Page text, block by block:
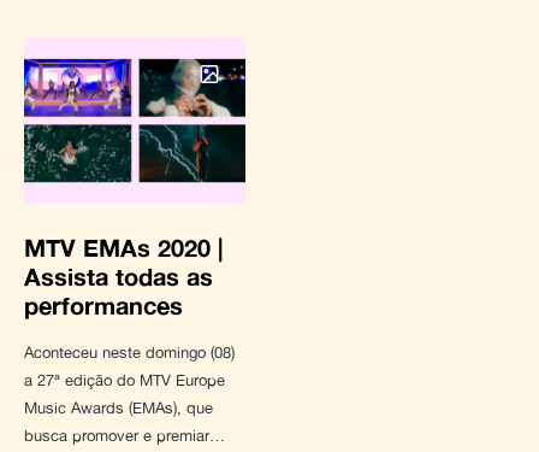
MTV EMAs 2020 |
Assista todas as
performances
Aconteceu neste domingo (08)
a 27ª edição do MTV Europe
Music Awards (EMAs), que
busca promover e premiar…